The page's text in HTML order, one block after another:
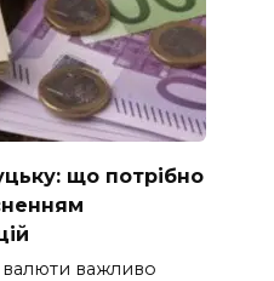
що потрібно
валюти важливо